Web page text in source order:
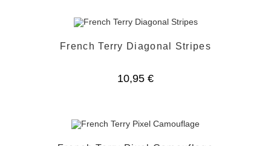
French Terry Diagonal Stripes
10,95 €